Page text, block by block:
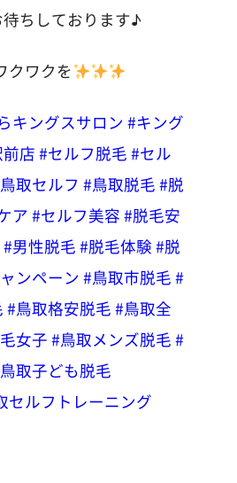
ちしております♪
クワクを
キングスサロン #キング
店 #セルフ脱毛 #セル
取セルフ #鳥取脱毛 #脱
ア #セルフ美容 #脱毛安
#男性脱毛 #脱毛体験 #脱
ンペーン #鳥取市脱毛 #
#鳥取格安脱毛 #鳥取全
女子 #鳥取メンズ脱毛 #
取子ども脱毛
セルフトレーニング